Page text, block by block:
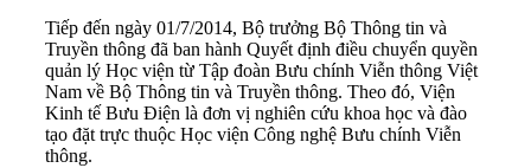
Tiếp đến ngày 01/7/2014, Bộ trưởng Bộ Thông tin và
Truyền thông đã ban hành Quyết định điều chuyển quyền
quản lý Học viện từ Tập đoàn Bưu chính Viễn thông Việt
Nam về Bộ Thông tin và Truyền thông. Theo đó, Viện
Kinh tế Bưu Điện là đơn vị nghiên cứu khoa học và đào
tạo đặt trực thuộc Học viện Công nghệ Bưu chính Viễn
thông.